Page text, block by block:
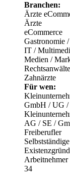
Branchen:
Ärzte
Ärzte
eCommerce
Gastronomie
IT /
Medien /
Zahnärzte
Für wen:
GmbH / UG /
AG / SE /
Freiberufler
Selbstständige
Arbeitnehmer
34